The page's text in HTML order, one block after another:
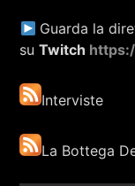
Guarda la
suTwitch
Interviste
La Bottega